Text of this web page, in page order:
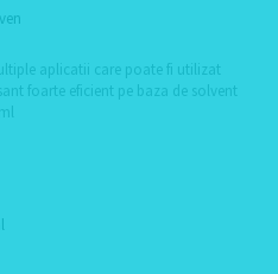
aplicatii care poate fi utilizat
foarte eficient pe baza de solvent